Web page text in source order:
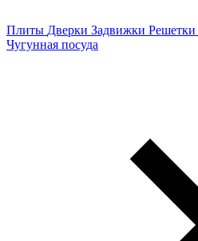
Плиты Дверки Задвижки Решетки
Чугунная посуда